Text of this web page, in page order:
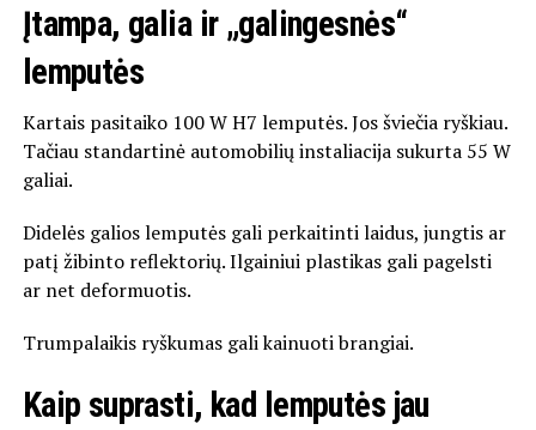
Įtampa, galia ir „galingesnės“
lemputės
Kartais pasitaiko 100 W H7 lemputės. Jos šviečia ryškiau.
Tačiau standartinė automobilių instaliacija sukurta 55 W
galiai.
Didelės galios lemputės gali perkaitinti laidus, jungtis ar
patį žibinto reflektorių. Ilgainiui plastikas gali pagelsti
ar net deformuotis.
Trumpalaikis ryškumas gali kainuoti brangiai.
Kaip suprasti, kad lemputės jau